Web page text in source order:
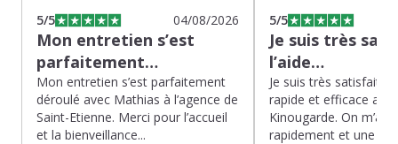
5/5 04/08/2026
Mon entretien s’est
parfaitement…
Mon entretien s’est parfaitement
déroulé avec Mathias à l’agence de
Saint-Etienne. Merci pour l’accueil
et la bienveillance...
5/5
Je suis très
l’aide…
Je suis très satisfaite
rapide et efficace
Kinougarde. On m’a
rapidement et une